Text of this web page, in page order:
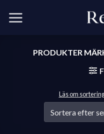
PRODUKTER
Läs om